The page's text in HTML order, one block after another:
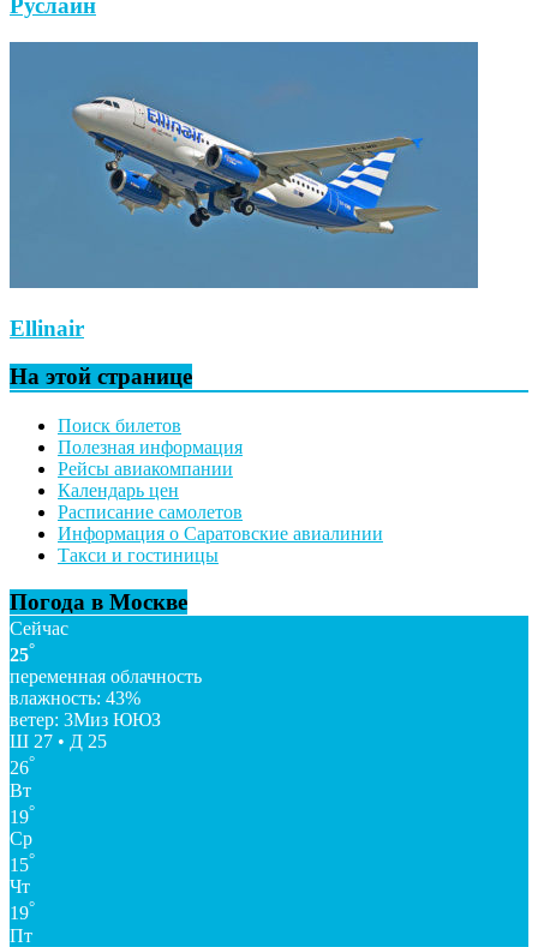
Руслайн
Ellinair
На этой странице
Поиск билетов
Полезная информация
Рейсы авиакомпании
Календарь цен
Расписание самолетов
Информация о Саратовские авиалинии
Такси и гостиницы
Погода в Москве
Сейчас
25°
переменная облачность
влажность: 43%
ветер: 3Миз ЮЮЗ
Ш 27 • Д 25
26°
Вт
19°
Ср
15°
Чт
19°
Пт